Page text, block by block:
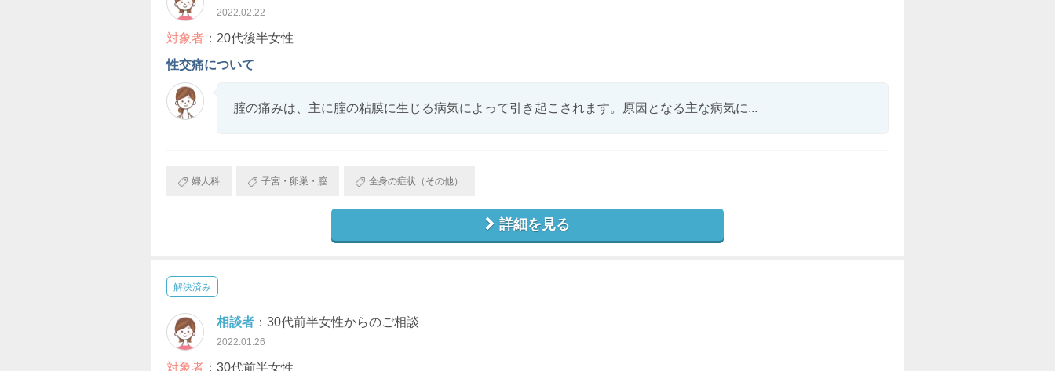
2022.02.22
対象者 ：20代後半女性
性交痛について
腟の痛みは、主に腟の粘膜に生じる病気によって引き起こされます。原因となる主な病気に...
婦人科 子宮・卵巣・膣 全身の症状（その他）
詳細を見る
解決済み
相談者 ：30代前半女性からのご相談
2022.01.26
対象者 ：30代前半女性